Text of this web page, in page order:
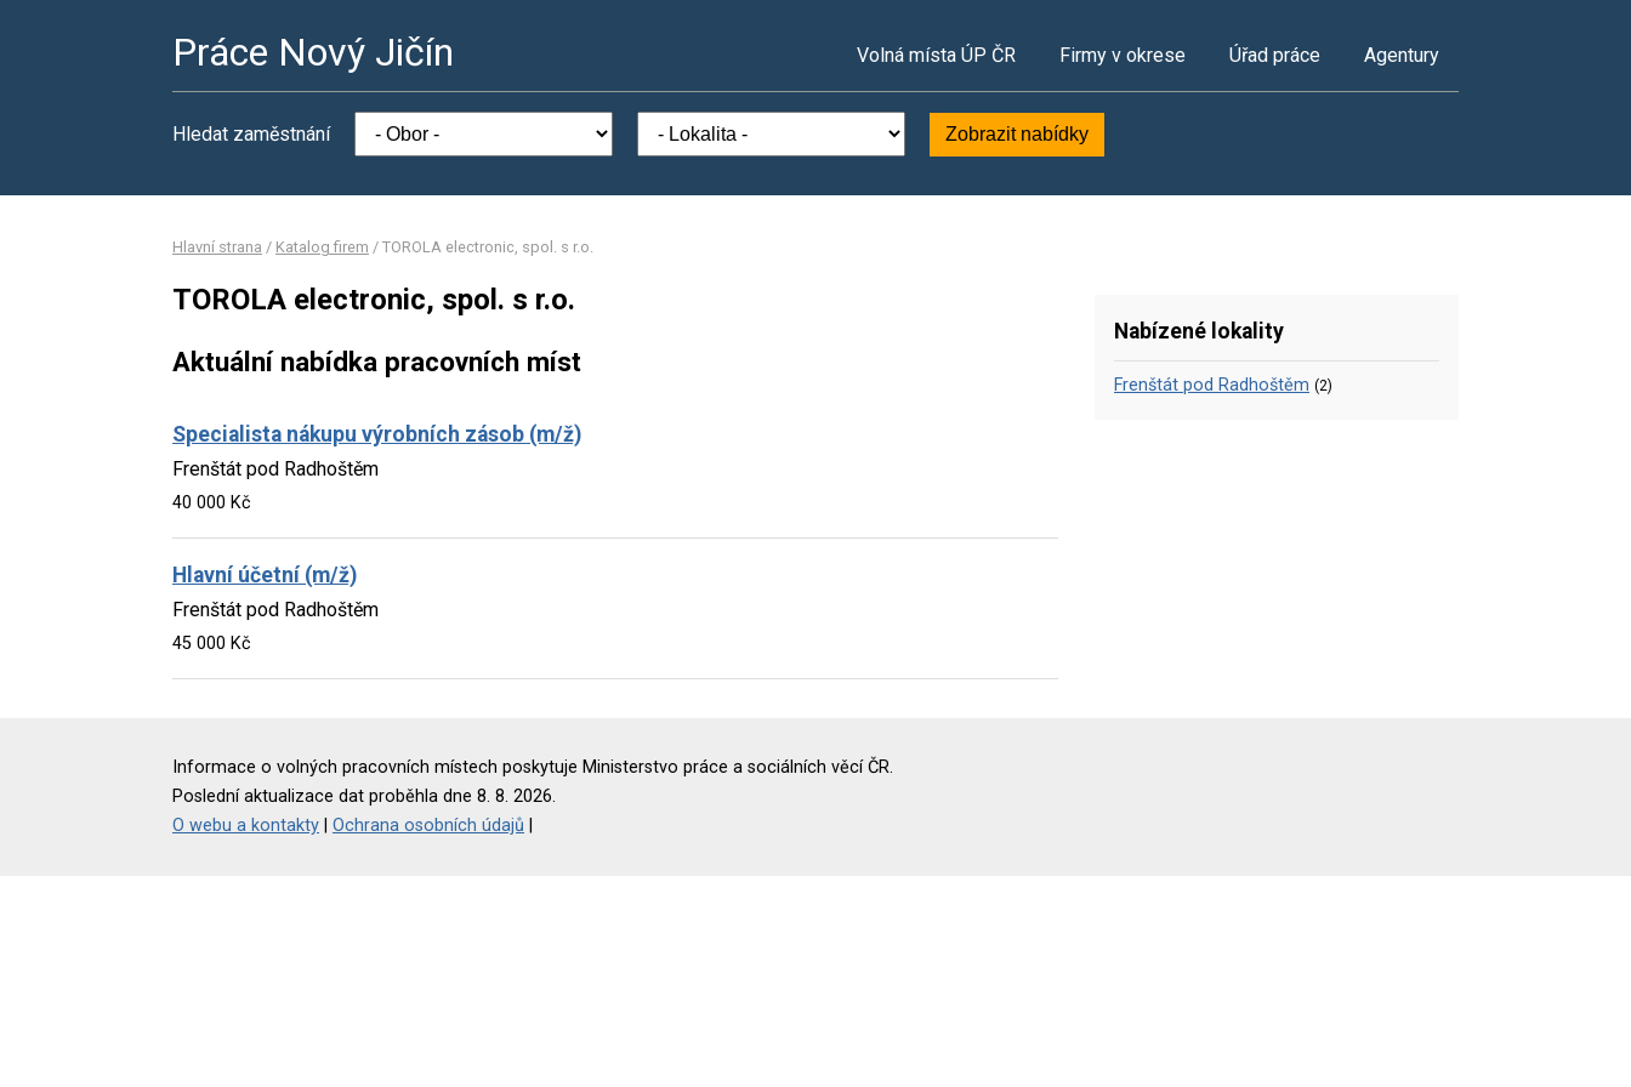
Práce Nový Jičín Volná místa ÚP ČR Firmy v okrese Úřad práce Agentury
Hledat zaměstnání Zobrazit nabídky
Hlavní strana / Katalog firem / TOROLA electronic, spol. s r.o.
TOROLA electronic, spol. s r.o.
Aktuální nabídka pracovních míst
Specialista nákupu výrobních zásob (m/ž)
Frenštát pod Radhoštěm
40 000 Kč
Hlavní účetní (m/ž)
Frenštát pod Radhoštěm
45 000 Kč
Nabízené lokality
Frenštát pod Radhoštěm (2)
Informace o volných pracovních místech poskytuje Ministerstvo práce a sociálních věcí ČR.
Poslední aktualizace dat proběhla dne 8. 8. 2026.
O webu a kontakty
Ochrana osobních údajů